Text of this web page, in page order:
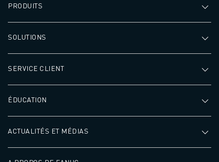
PRODUITS
SOLUTIONS
SERVICE CLIENT
ÉDUCATION
ACTUALITÉS ET MÉDIAS